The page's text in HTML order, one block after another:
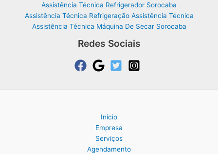
Assistência Técnica Refrigerador Sorocaba
Assistência Técnica Refrigeração Assistência Técnica
Assistência Técnica Máquina De Secar Sorocaba
Redes Sociais
Início
Empresa
Serviços
Agendamento